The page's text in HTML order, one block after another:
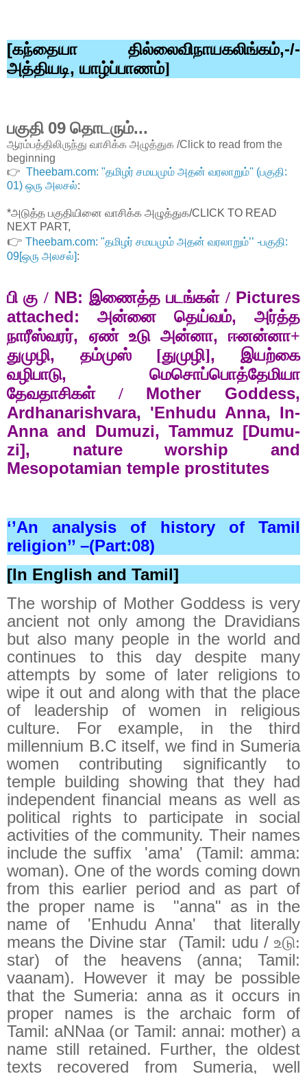
[கந்தையா தில்லைவிநாயகலிங்கம்,-/-
அத்தியடி, யாழ்ப்பாணம்]
பகுதி 09 தொடரும்...
ஆரம்பத்திலிருந்து வாசிக்க அழுத்துக /Click to read from the
beginning
👉 Theebam.com: "தமிழர் சமயமும் அதன் வரலாறும்'' (பகுதி:
01) ஒரு அலசல்:
*அடுத்த பகுதியினை வாசிக்க அழுத்துக/CLICK TO READ
NEXT PART,
👉 Theebam.com: "தமிழர் சமயமும் அதன் வரலாறும்’’ -பகுதி:
09[ஒரு அலசல்]:
பி கு / NB:இணைத்த படங்கள் / Pictures
attached:அன்னை தெய்வம்,அர்த்த
நாரீஸ்வரர், ஏண் உடு அன்னா, ஈனன்னா+
துமுழி, தம்முஸ் [துமுழி], இயற்கை
வழிபாடு, மெசொப்பொத்தேமியா
தேவதாசிகள் / Mother Goddess,
Ardhanarishvara, 'Enhudu Anna, In-
Anna and Dumuzi, Tammuz [Dumu-
zi], nature worship and
Mesopotamian temple prostitutes
‘’An analysis of history of Tamil
religion’’ –(Part:08)
[In English and Tamil]
The worship of Mother Goddess is very
ancient not only among the Dravidians
but also many people in the world and
continues to this day despite many
attempts by some of later religions to
wipe it out and along with that the place
of leadership of women in religious
culture. For example, in the third
millennium B.C itself, we find in Sumeria
women contributing significantly to
temple building showing that they had
independent financial means as well as
political rights to participate in social
activities of the community. Their names
include the suffix
'ama'
(Tamil: amma:
woman). One of the words coming down
from this earlier period and as part of
the proper name is
"anna" as in the
name of
'Enhudu Anna'
that literally
means the Divine star
(Tamil: udu / உடு:
star) of the heavens (anna; Tamil:
vaanam). However it may be possible
that the Sumeria: anna as it occurs in
proper names is the archaic form of
Tamil: aNNaa (or Tamil: annai: mother) a
name still retained. Further, the oldest
texts recovered from Sumeria, well